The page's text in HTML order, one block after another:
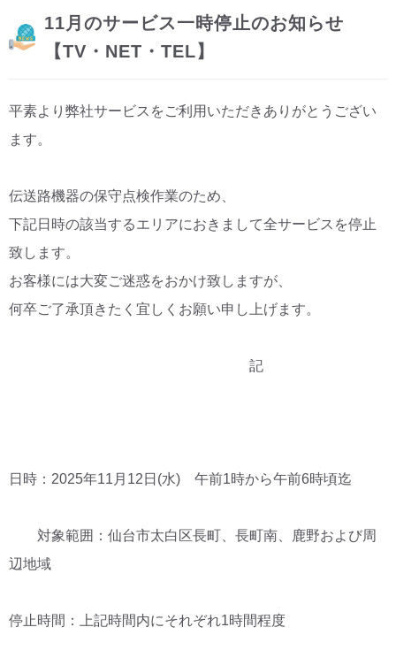
11月のサービス一時停止のお知らせ
【TV・NET・TEL】
平素より弊社サービスをご利用いただきありがとうござい
ます。
伝送路機器の保守点検作業のため、
下記日時の該当するエリアにおきまして全サービスを停止
致します。
お客様には大変ご迷惑をおかけ致しますが、
何卒ご了承頂きたく宜しくお願い申し上げます。
記
日時：2025年11月12日(水) 午前1時から午前6時頃迄
対象範囲：仙台市太白区長町、長町南、鹿野および周
辺地域
停止時間：上記時間内にそれぞれ1時間程度
サービスエリア
CM・広告掲載